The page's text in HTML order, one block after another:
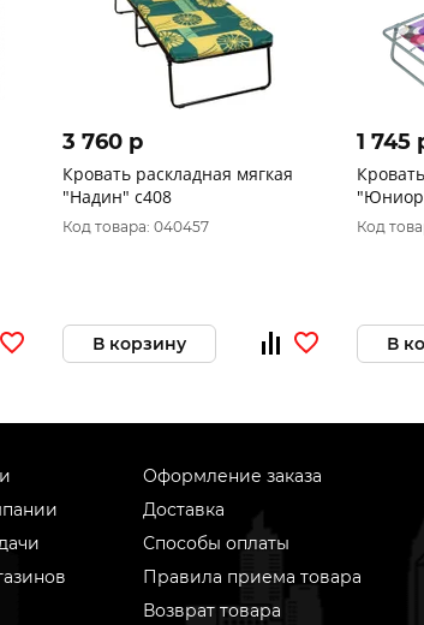
3 760 p
Кровать раскладная мягкая
"Надин" с408
Код товара: 040457
В корзину
1 745
Код
В
Оформление заказа
Доставка
Способы оплаты
Правила приема товара
Возврат товара